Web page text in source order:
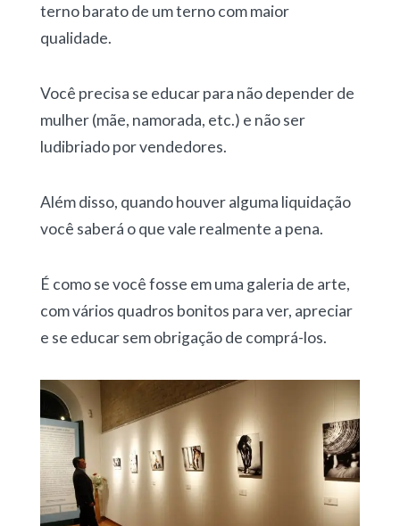
terno barato de um terno com maior
qualidade.
Você precisa se educar para não depender de
mulher (mãe, namorada, etc.) e não ser
ludibriado por vendedores.
Além disso, quando houver alguma liquidação
você saberá o que vale realmente a pena.
É como se você fosse em uma galeria de arte,
com vários quadros bonitos para ver, apreciar
e se educar sem obrigação de comprá-los.